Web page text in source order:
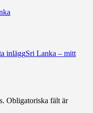
inläggSri Lanka – mitt
Obligatoriska fält är